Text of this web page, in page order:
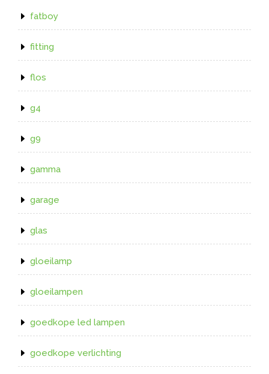
fatboy
fitting
flos
g4
g9
gamma
garage
glas
gloeilamp
gloeilampen
goedkope led lampen
goedkope verlichting